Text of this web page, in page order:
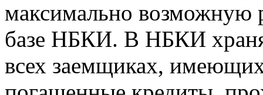
максимально возможную
базе НБКИ. В НБКИ
всех заемщиках,